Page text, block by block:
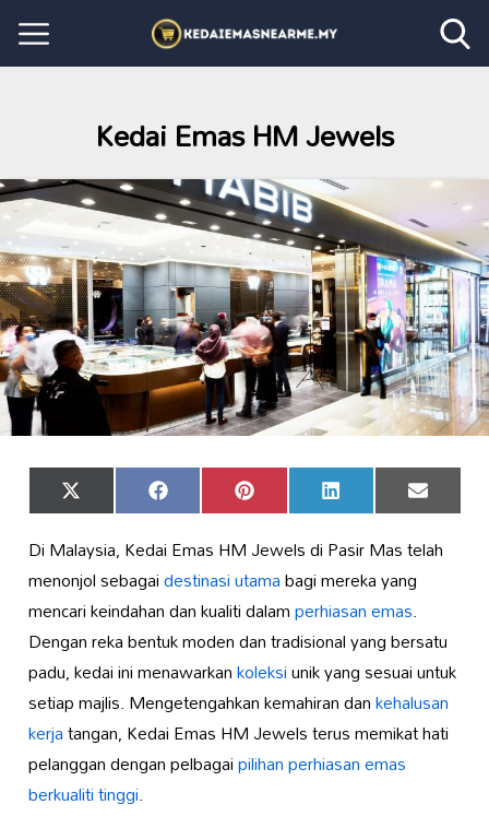
Kedai Emas HM Jewels
Share
on
X
(Twitter)
Share
on
Facebook Share
on
Pinterest Share
on
LinkedIn Share
on
Email
Di Malaysia, Kedai Emas HM Jewels di Pasir Mas telah
menonjol sebagaidestinasi utamabagi mereka yang
mencari keindahan dan kualiti dalamperhiasan emas.
Dengan reka bentuk moden dan tradisional yang bersatu
padu, kedai ini menawarkankoleksiunik yang sesuai untuk
setiap majlis. Mengetengahkan kemahiran dankehalusan
kerjatangan, Kedai Emas HM Jewels terus memikat hati
pelanggan dengan pelbagaipilihan perhiasan emas
berkualiti tinggi.